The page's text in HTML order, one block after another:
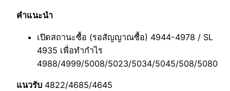
คำแนะนำ
เปิดสถานะซื้อ (รอสัญญาณซื้อ) 4944-4978 / SL
4935 เพื่อทำกำไร
4988/4999/5008/5023/5034/5045/508/5080
แนวรับ 4822/4685/4645